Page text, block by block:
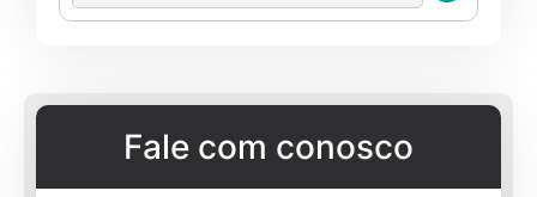
Fale com conosco